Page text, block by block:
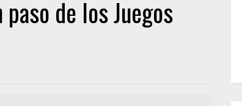
de los Juegos